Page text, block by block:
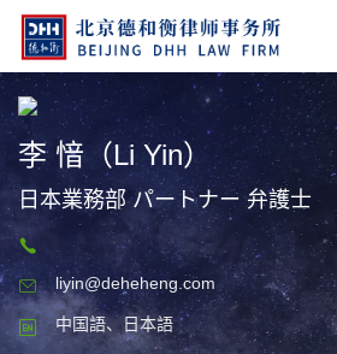
李 愔（Li Yin）
日本業務部 パートナー 弁護士
liyin@deheheng.com
中国語、日本語